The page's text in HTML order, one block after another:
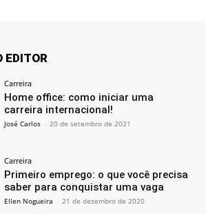
EDITOR
Carreira
Home office: como iniciar uma
carreira internacional!
José Carlos - 20 de setembro de 2021
Carreira
Primeiro emprego: o que você precisa
saber para conquistar uma vaga
Ellen Nogueira - 21 de dezembro de 2020